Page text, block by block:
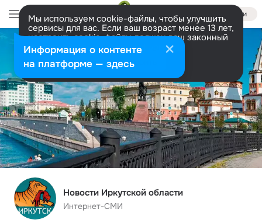
Войти
Мы используем cookie-файлы, чтобы улучшить
сервисы для вас. Если ваш возраст менее 13 лет,
настроить cookie-файлы должен ваш законный
представитель. Больше информации
Разрешить все Настроить
Новости Иркутской области
Интернет-СМИ
Информация о контенте
на платформе — здесь